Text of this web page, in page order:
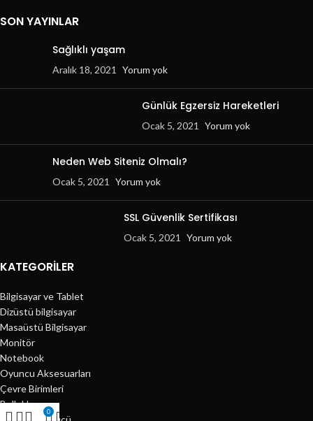
SON YAYINLAR
Sağlıklı yaşam
Aralık 18, 2021 Yorum yok
Günlük Egzersiz Hareketleri
Ocak 5, 2021 Yorum yok
Neden Web Siteniz Olmalı?
Ocak 5, 2021 Yorum yok
SSL Güvenlik Sertifikası
Ocak 5, 2021 Yorum yok
KATEGORILER
Bilgisayar ve Tablet
Dizüstü bilgisayar
Masaüstü Bilgisayar
Monitör
Notebook
Oyuncu Aksesuarları
Çevre Birimleri
Bellekler
0